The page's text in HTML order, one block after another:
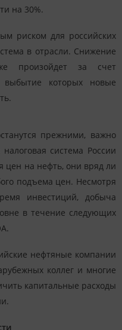
на 30%.
риском для российских
в отрасли. Снижение
произойдет за счет
выбытие которых новые
прежними, важно
система России
на нефть, они вряд ли
подъема цен. Несмотря
инвестиций, добыча
в течение следующих
нефтяные компании
коллег и многие
капитальные расходы